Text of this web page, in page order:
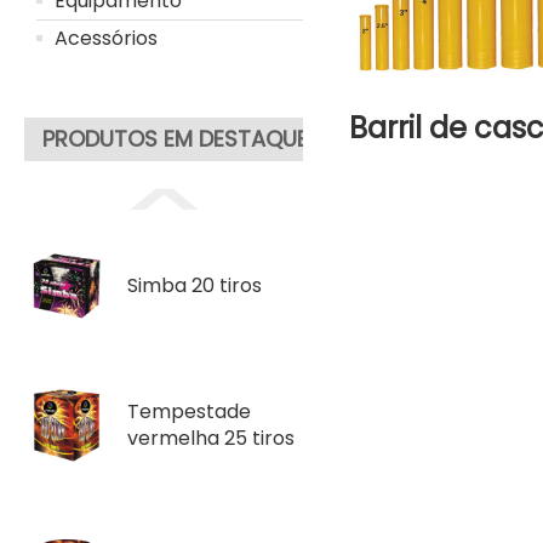
Acessórios
PRODUTOS EM DESTAQUE
Simba 20 tiros
Tempestade
vermelha 25 tiros
Barril de